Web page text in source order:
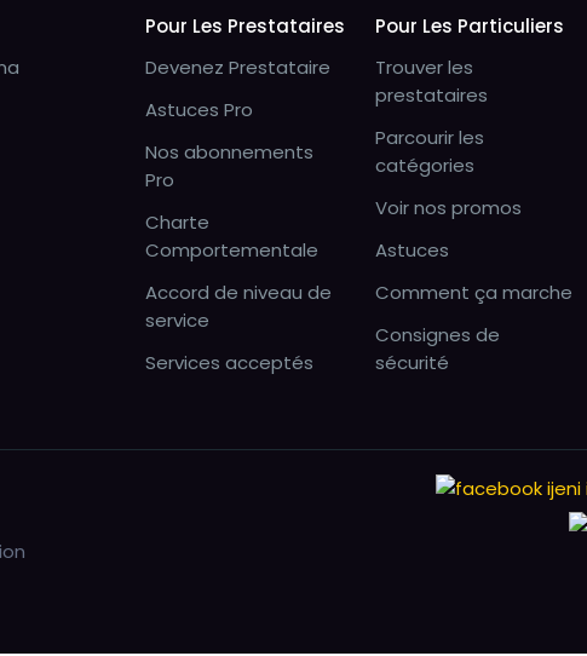
Pour Les Prestataires
Devenez Prestataire
Astuces Pro
Nos abonnements
Pro
Charte
Comportementale
Accord de niveau de
service
Services acceptés
Pour Les Particuliers
Trouver les
prestataires
Parcourir les
catégories
Voir nos promos
Astuces
Comment ça marche
Consignes de
sécurité